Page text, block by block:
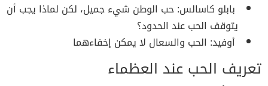
بابلو كاسالس: حب الوطن شيء جميل، لكن لماذا يجب أن
يتوقف الحب عند الحدود؟
أوفيد: الحب والسعال لا يمكن إخفاءهما
تعريف الحب عند العظماء